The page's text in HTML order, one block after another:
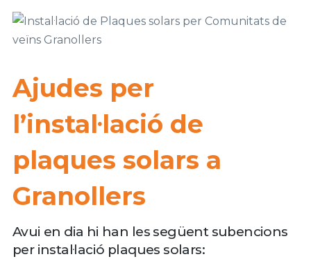
Ajudes per
l’instal·lació de
plaques solars a
Granollers
Avui en dia hi han les següent subencions
per instal·lació plaques solars: